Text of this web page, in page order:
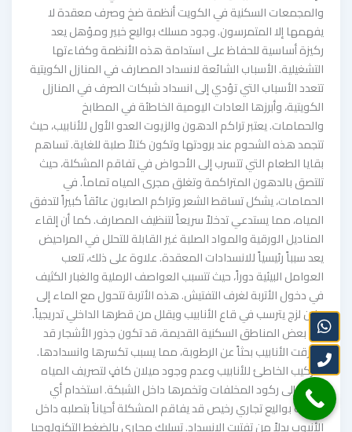
والمجمعات السكنية في الكويت أنظمة ضخ وصرف معقدة لا
يفهمها إلا المتمرسون. وجود مسلك بواليع خبير ومؤهل يعد
ركيزة أساسية للحفاظ على استدامة هذه الأنظمة وكفاءتها
التشغيلية. الأسباب الشائعة لانسداد المصارف في المنازل الكويتية
تتعدد الأسباب التي تؤدي إلى انسداد شبكات الصرف في المنازل
الكويتية، وأبرزها العادات اليومية الخاطئة في المطابخ
والحمامات. يعتبر تراكم الدهون والزيوت العدو الأول للأنابيب، حيث
تتجمد هذه الشحوم عند برودتها وتكون كتلاً صلبة للغاية. تساهم
بقايا الطعام التي تتسرب إلى الأحواض في تفاقم المشكلة، حيث
تلتصق بالدهون المتراكمة وتغلق مجرى المياه تماماً. في
الحمامات، يشكل تساقط الشعر وتراكم الصابون عائقاً كبيراً لتدفق
المياه، مما يستدعي تدخلاً سريعاً لتنظيف المصارف. كما أن إلقاء
المناديل الورقية والمواد الصلبة غير القابلة للتحلل في المراحيض
يعد سبباً رئيسياً للانسدادات المعقدة. علاوة على ذلك، تلعب
العوامل البيئية دوراً، حيث تتسبب العواصف الرملية والغبار الكثيف
في دخول الأتربة لغرف التفتيش. هذه الأتربة تتحول مع الماء إلى
طين لزج يترسب في قاع الأنابيب ويقلل من قطرها الداخلي تدريجياً.
في بعض المناطق السكنية القديمة، قد تكون جذور الأشجار قد
اخترقت الأنابيب بحثاً عن الرطوبة، مما يسبب تكسرها وانسدادها.
التركيب الخاطئ للأنابيب وعدم وجود ميلان كافٍ لتصريف المياه
يؤدي إلى ركود المخلفات وتخمرها داخل الشبكة. استخدام أي
مسلك بواليع تجاري رخيص قد يفاقم المشكلة أحياناً بتصلبه داخل
الأنبوب بدلاً من تفتيت الانسداد. تسليك مجاري بالضغط التكنولوجيا